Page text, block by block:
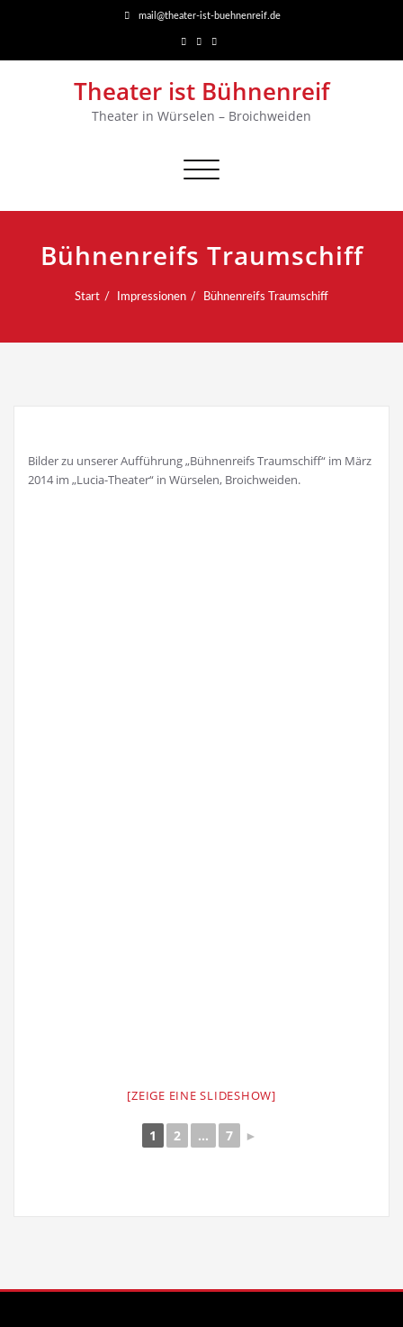
mail@theater-ist-buehnenreif.de
Theater ist Bühnenreif
Theater in Würselen – Broichweiden
Navigation
Bühnenreifs Traumschiff
Start Impressionen Bühnenreifs Traumschiff
Bilder zu unserer Aufführung „Bühnenreifs Traumschiff“ im März
2014 im „Lucia-Theater“ in Würselen, Broichweiden.
[ZEIGE EINE SLIDESHOW]
1 2 ... 7 ►